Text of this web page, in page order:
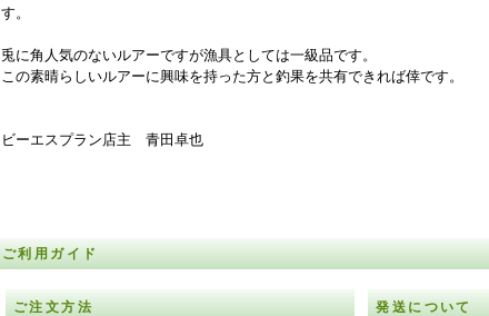
す。
兎に角人気のないルアーですが漁具としては一級品です。
この素晴らしいルアーに興味を持った方と釣果を共有できれば倖です。
ビーエスプラン店主 青田卓也
ご利用ガイド
ご注文方法 発送について